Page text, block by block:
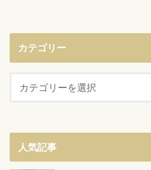
カテゴリー
人気記事